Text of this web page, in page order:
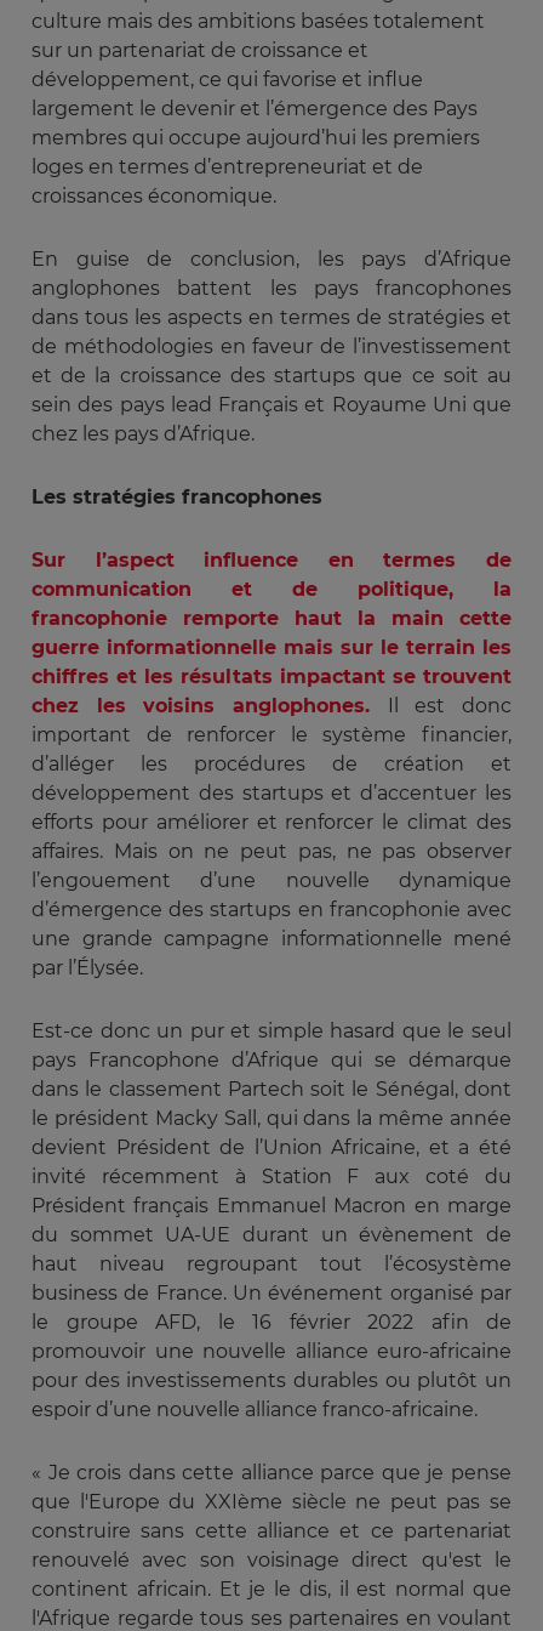
culture mais des ambitions basées totalement
sur un partenariat de croissance et
développement, ce qui favorise et influe
largement le devenir et l’émergence des Pays
membres qui occupe aujourd’hui les premiers
loges en termes d’entrepreneuriat et de
croissances économique.
En guise de conclusion, les pays d’Afrique
anglophones battent les pays francophones
dans tous les aspects en termes de stratégies et
de méthodologies en faveur de l’investissement
et de la croissance des startups que ce soit au
sein des pays lead Français et Royaume Uni que
chez les pays d’Afrique.
Les stratégies francophones
Sur l’aspect influence en termes de
communication et de politique, la
francophonie remporte haut la main cette
guerre informationnelle mais sur le terrain les
chiffres et les résultats impactant se trouvent
chez les voisins anglophones.
Il est donc
important de renforcer le système financier,
d’alléger les procédures de création et
développement des startups et d’accentuer les
efforts pour améliorer et renforcer le climat des
affaires. Mais on ne peut pas, ne pas observer
l’engouement d’une nouvelle dynamique
d’émergence des startups en francophonie avec
une grande campagne informationnelle mené
par l’Élysée.
Est-ce donc un pur et simple hasard que le seul
pays Francophone d’Afrique qui se démarque
dans le classement Partech soit le Sénégal, dont
le président Macky Sall, qui dans la même année
devient Président de l’Union Africaine, et a été
invité récemment à Station F aux coté du
Président français Emmanuel Macron en marge
du sommet UA-UE durant un évènement de
haut niveau regroupant tout l’écosystème
business de France. Un événement organisé par
le groupe AFD, le 16 février 2022 afin de
promouvoir une nouvelle alliance euro-africaine
pour des investissements durables ou plutôt un
espoir d’une nouvelle alliance franco-africaine.
« Je crois dans cette alliance parce que je pense
que l'Europe du XXIème siècle ne peut pas se
construire sans cette alliance et ce partenariat
renouvelé avec son voisinage direct qu'est le
continent africain. Et je le dis, il est normal que
l'Afrique regarde tous ses partenaires en voulant